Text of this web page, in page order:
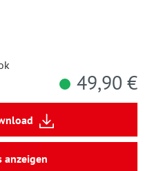
49,90 €
anzeigen